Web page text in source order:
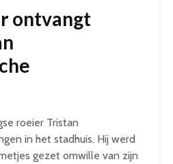
ontvangt
roeier Tristan
in het stadhuis. Hij werd
gezet omwille van zijn